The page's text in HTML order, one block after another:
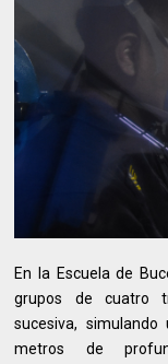
En la Escuela de
grupos de cuatro
sucesiva,
metros de